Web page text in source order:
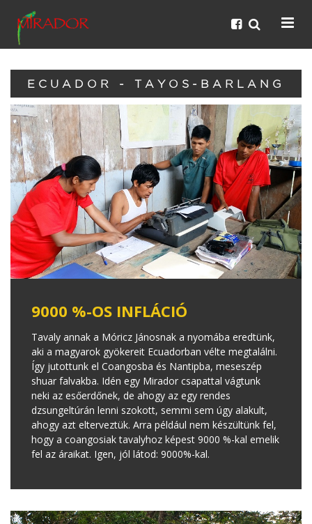
ECUADOR - TAYOS-BARLANG
9000 %-OS INFLÁCIÓ
Tavaly annak a Móricz Jánosnak a nyomába eredtünk,
aki a magyarok gyökereit Ecuadorban vélte megtalálni.
Így jutottunk el Coangosba és Nantipba, meseszép
shuar falvakba. Idén egy Mirador csapattal vágtunk
neki az esőerdőnek, de ahogy az egy rendes
dzsungeltúrán lenni szokott, semmi sem úgy alakult,
ahogy azt elterveztük. Arra például nem készültünk fel,
hogy a coangosiak tavalyhoz képest 9000 %-kal emelik
fel az áraikat. Igen, jól látod: 9000%-kal.